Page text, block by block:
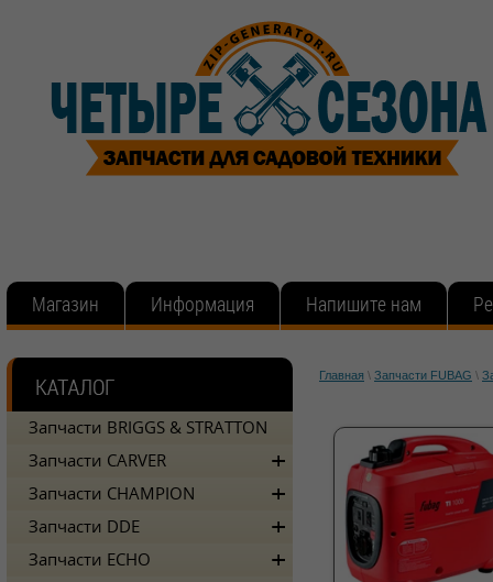
Магазин Информация Напишите нам
Главная \ Запчасти FUBAG \
Запчасти BRIGGS & STRATTON
Запчасти CARVER
Запчасти CHAMPION
Запчасти DDE
Запчасти ECHO